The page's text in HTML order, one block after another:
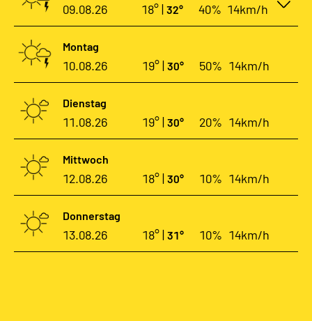
09.08.26 18° | 32° 40% 14km/h
Montag
10.08.26 19° | 30° 50% 14km/h
Dienstag
11.08.26 19° | 30° 20% 14km/h
Mittwoch
12.08.26 18° | 30° 10% 14km/h
Donnerstag
13.08.26 18° | 31° 10% 14km/h